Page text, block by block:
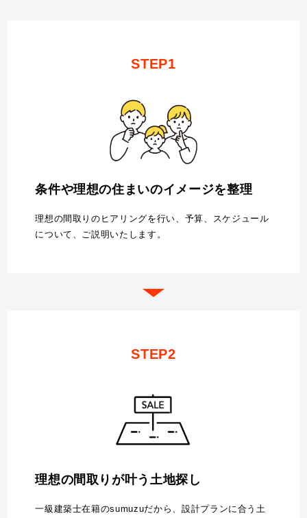
STEP1
条件や理想の住まいのイメージを整理
理想の間取りのヒアリングを行い、予算、スケジュール
について、ご説明いたします。
STEP2
理想の間取りが叶う土地探し
一級建築士在籍のsumuzuだから、設計プランに合う土